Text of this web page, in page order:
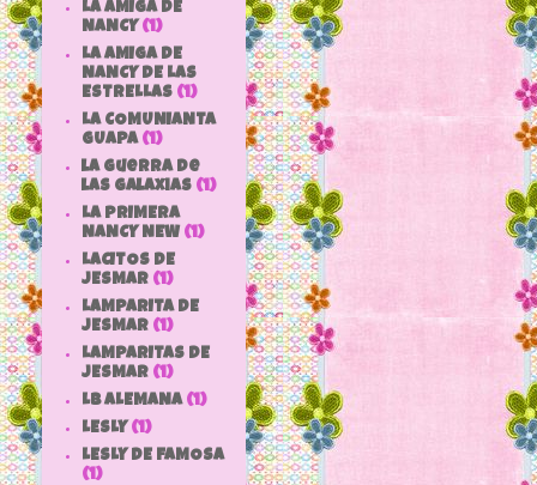
LA AMIGA DE
NANCY (1)
LA AMIGA DE
NANCY DE LAS
ESTRELLAS (1)
LA COMUNIANTA
GUAPA (1)
la guerra de
las galaxias (1)
LA PRIMERA
NANCY NEW (1)
LACITOS DE
JESMAR (1)
LAMPARITA DE
JESMAR (1)
LAMPARITAS DE
JESMAR (1)
LB ALEMANA (1)
LESLY (1)
LESLY DE FAMOSA
(1)